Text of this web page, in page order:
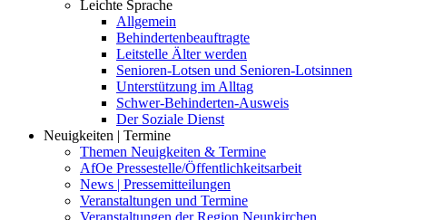
Leichte Sprache
Allgemein
Behindertenbeauftragte
Leitstelle Älter werden
Senioren-Lotsen und Senioren-Lotsinnen
Unterstützung im Alltag
Schwer-Behinderten-Ausweis
Der Soziale Dienst
Neuigkeiten | Termine
Themen Neuigkeiten & Termine
AfOe Pressestelle/Öffentlichkeitsarbeit
News | Pressemitteilungen
Veranstaltungen und Termine
Veranstaltungen der Region Neunkirchen